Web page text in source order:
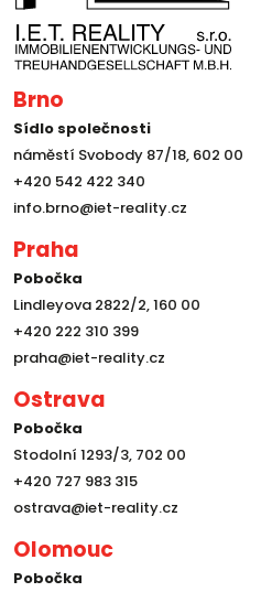
Brno
Sídlo společnosti
náměstí Svobody 87/18, 602 00
+420 542 422 340
info.brno@iet-reality.cz
Praha
Pobočka
Lindleyova 2822/2, 160 00
+420 222 310 399
praha@iet-reality.cz
Ostrava
Pobočka
Stodolní 1293/3, 702 00
+420 727 983 315
ostrava@iet-reality.cz
Olomouc
Pobočka